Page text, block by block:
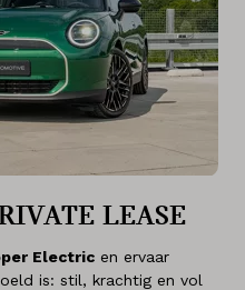
LEASE
Electric en ervaar
is: stil, krachtig en vol